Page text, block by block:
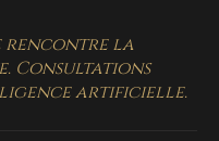
rencontre la
Consultations
artificielle.